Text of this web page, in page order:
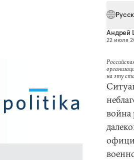
Андрей
22 июля
на эту
война